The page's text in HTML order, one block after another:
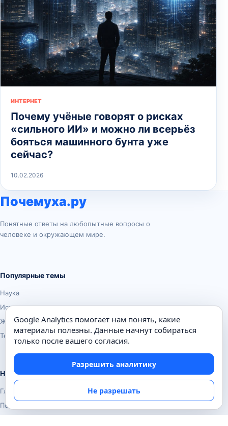
ИНТЕРНЕТ
Почему учёные говорят о рисках
«сильного ИИ» и можно ли всерьёз
бояться машинного бунта уже
сейчас?
10.02.2026
Почемуха.ру
Понятные ответы на любопытные вопросы о
человеке и окружающем мире.
Популярные темы
Наука
История
Животные
Техника
Навигация
Главная
Поиск
Google Analytics помогает нам понять, какие
материалы полезны. Данные начнут собираться
только после вашего согласия.
Разрешить аналитику
Не разрешать